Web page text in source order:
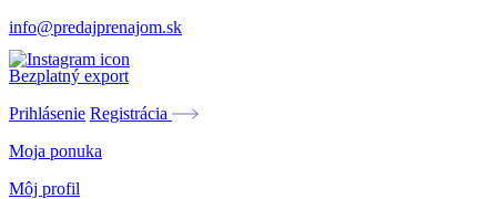
info@predajprenajom.sk
Bezplatný export
Prihlásenie Registrácia
Moja ponuka
Môj profil